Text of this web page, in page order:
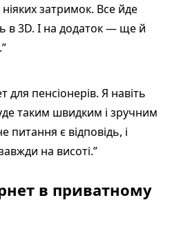
затримок. Все йде
в 3D. І на додаток — ще й
для пенсіонерів. Я навіть
таким швидким і зручним
є відповідь, і
на висоті.”
в приватному